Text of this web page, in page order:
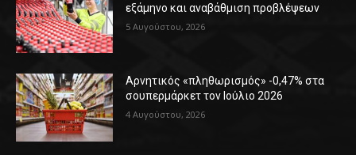
εξάμηνο και αναβάθμιση προβλέψεων
5 Αυγούστου, 2026
Αρνητικός «πληθωρισμός» -0,47% στα
σουπερμάρκετ τον Ιούλιο 2026
4 Αυγούστου, 2026